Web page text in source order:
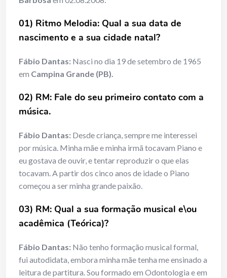
01) Ritmo Melodia: Qual a sua data de
nascimento e a sua cidade natal?
Fábio Dantas: Nasci no dia 19 de setembro de 1965
em Campina Grande (PB).
02) RM: Fale do seu primeiro contato com a
música.
Fábio Dantas: Desde criança, sempre me interessei
por música. Minha mãe e minha irmã tocavam Piano e
eu gostava de ouvir, e tentar reproduzir o que elas
tocavam. A partir dos cinco anos de idade o Piano
começou a ser minha grande paixão.
03) RM: Qual a sua formação musical e\ou
acadêmica (Teórica)?
Fábio Dantas: Não tenho formação musical formal,
fui autodidata, embora minha mãe tenha me ensinado a
leitura de partitura. Sou formado em Odontologia e em